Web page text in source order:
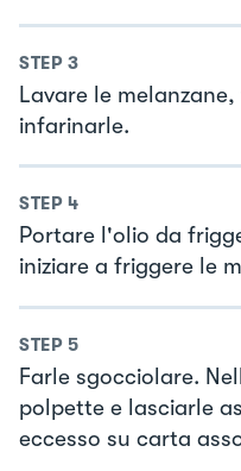
STEP 3
Lavare le
infarinarle.
STEP 4
Portare l'olio da
iniziare a friggere le
STEP 5
Farle sgocciolare.
polpette e lasciarle
eccesso su carta